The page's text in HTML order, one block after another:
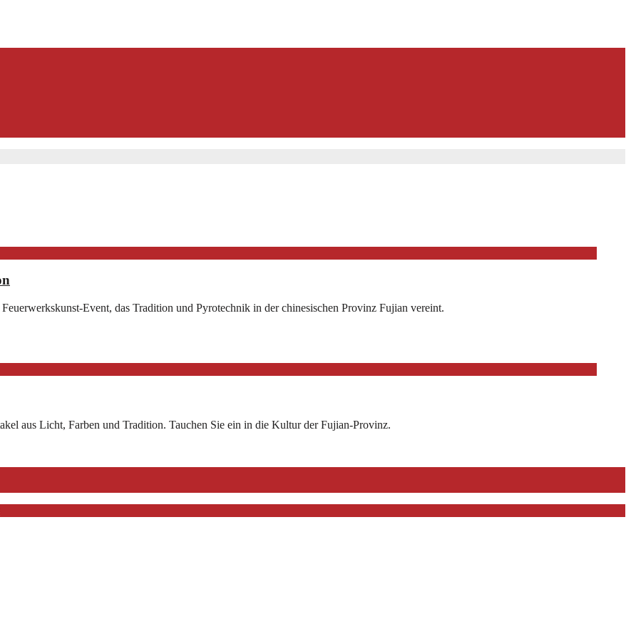
Event, das Tradition und Pyrotechnik in der chinesischen Provinz Fujian vereint.
aus Licht, Farben und Tradition. Tauchen Sie ein in die Kultur der Fujian-Provinz.